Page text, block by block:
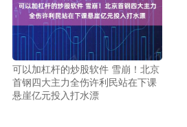
可以加杠杆的炒股软件 雪崩！北京
首钢四大主力全伤许利民站在下课
悬崖亿元投入打水漂